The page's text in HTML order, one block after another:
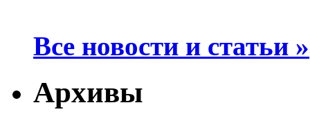
Все новости и статьи »
Архивы